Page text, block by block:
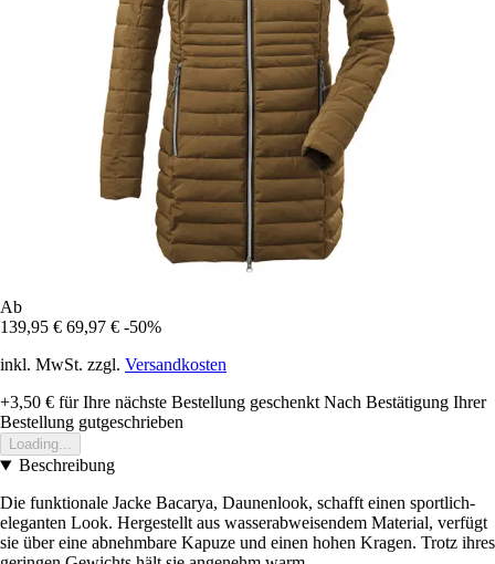
Ab
139,95 € 69,97 € -50%
inkl. MwSt. zzgl. Versandkosten
+3,50 € für Ihre nächste Bestellung geschenkt Nach Bestätigung Ihrer
Bestellung gutgeschrieben
Loading...
Beschreibung
Die funktionale Jacke Bacarya, Daunenlook, schafft einen sportlich-
eleganten Look. Hergestellt aus wasserabweisendem Material, verfügt
sie über eine abnehmbare Kapuze und einen hohen Kragen. Trotz ihres